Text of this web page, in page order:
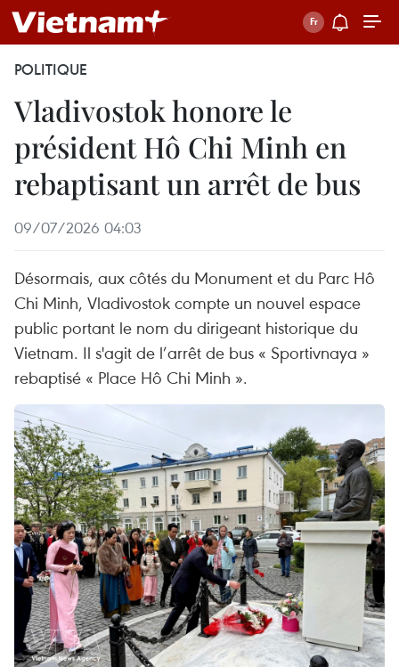
POLITIQUE
Vladivostok honore le
président Hô Chi Minh en
rebaptisant un arrêt de bus
09/07/2026 04:03
Désormais, aux côtés du Monument et du Parc Hô
Chi Minh, Vladivostok compte un nouvel espace
public portant le nom du dirigeant historique du
Vietnam. Il s'agit de l’arrêt de bus « Sportivnaya »
rebaptisé « Place Hô Chi Minh ».